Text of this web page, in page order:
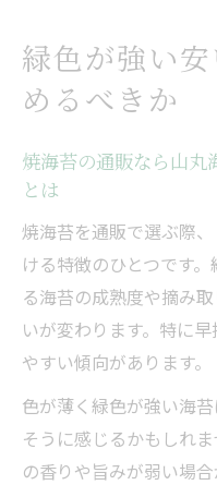
緑色が強い
めるべきか
焼海苔の通販なら山丸
とは
焼海苔を通販で選ぶ際
ける特徴のひとつです
る海苔の成熟度や摘み
いが変わります。特に
やすい傾向があります。
色が薄く緑色が強い海
そうに感じるかもしれ
の香りや旨みが弱い場